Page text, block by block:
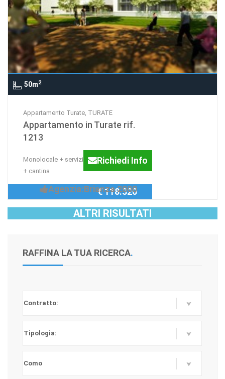
50m2
Appartamento Turate, TURATE
Appartamento in Turate rif.
1213
Monolocale + servizi + terrazzo + box
+ cantina
Richiedi Info
Agenzia:Brianza 2000
snc
€ 118.320
ALTRI RISULTATI
RAFFINA LA TUA RICERCA.